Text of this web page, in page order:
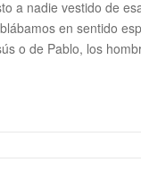
a nadie vestido de
en sentido
o de Pablo, los